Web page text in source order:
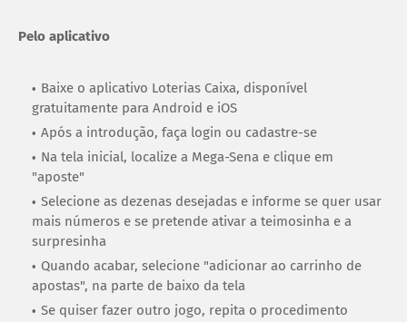
Pelo aplicativo
Baixe o aplicativo Loterias Caixa, disponível
gratuitamente para Android e iOS
Após a introdução, faça login ou cadastre-se
Na tela inicial, localize a Mega-Sena e clique em
"aposte"
Selecione as dezenas desejadas e informe se quer usar
mais números e se pretende ativar a teimosinha e a
surpresinha
Quando acabar, selecione "adicionar ao carrinho de
apostas", na parte de baixo da tela
Se quiser fazer outro jogo, repita o procedimento